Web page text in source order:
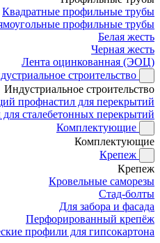
Квадратные профильные трубы
профильные трубы
Белая жесть
Черная жесть
Лента оцинкованная (ЭОЦ)
строительство
Индустриальное строительство
профнастил для перекрытий
сталебетонных перекрытий
Комплектующие
Комплектующие
Крепеж
Крепеж
Кровельные саморезы
Стад-болты
Для забора и фасада
Перфорированный крепёж
профили для гипсокартона